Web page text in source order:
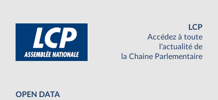
LCP
Accédez à toute
l'actualité de
la Chaine Parlementaire
OPEN DATA